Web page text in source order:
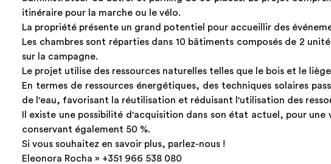
itinéraire pour la marche ou le vélo.
La propriété présente un grand potentiel pour accueillir des
Les chambres sont réparties dans 10 bâtiments composés de 2
sur la campagne.
Le projet utilise des ressources naturelles telles que le bois et le
En termes de ressources énergétiques, des techniques solaires
de l'eau, favorisant la réutilisation et réduisant l'utilisation des
Il existe une possibilité d'acquisition dans son état actuel, pour
conservant également 50 %.
Si vous souhaitez en savoir plus, parlez-nous !
Eleonora Rocha » +351 966 538 080